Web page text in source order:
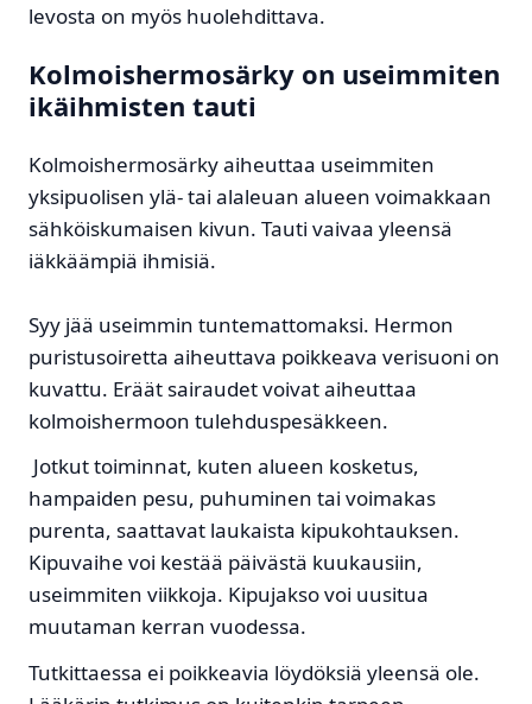
levosta on myös huolehdittava.
Kolmoishermosärky on useimmiten
ikäihmisten tauti
Kolmoishermosärky aiheuttaa useimmiten
yksipuolisen ylä- tai alaleuan alueen voimakkaan
sähköiskumaisen kivun. Tauti vaivaa yleensä
iäkkäämpiä ihmisiä.
Syy jää useimmin tuntemattomaksi. Hermon
puristusoiretta aiheuttava poikkeava verisuoni on
kuvattu. Eräät sairaudet voivat aiheuttaa
kolmoishermoon tulehduspesäkkeen.
Jotkut toiminnat, kuten alueen kosketus,
hampaiden pesu, puhuminen tai voimakas
purenta, saattavat laukaista kipukohtauksen.
Kipuvaihe voi kestää päivästä kuukausiin,
useimmiten viikkoja. Kipujakso voi uusitua
muutaman kerran vuodessa.
Tutkittaessa ei poikkeavia löydöksiä yleensä ole.